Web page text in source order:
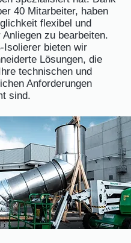
40 Mitarbeiter, haben
flexibel und
zu bearbeiten.
Isolierer bieten wir
Lösungen, die
technischen und
Anforderungen
sind.